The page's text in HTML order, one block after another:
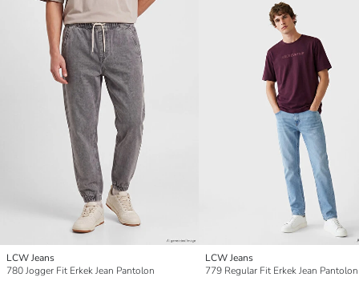
LCW Jeans
780 Jogger Fit Erkek Jean Pantolon
LCW Jeans
779 Regular Fit Erkek Jean Pantolon